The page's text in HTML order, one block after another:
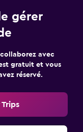
gérer
avec
gratuit et vous
réservé.